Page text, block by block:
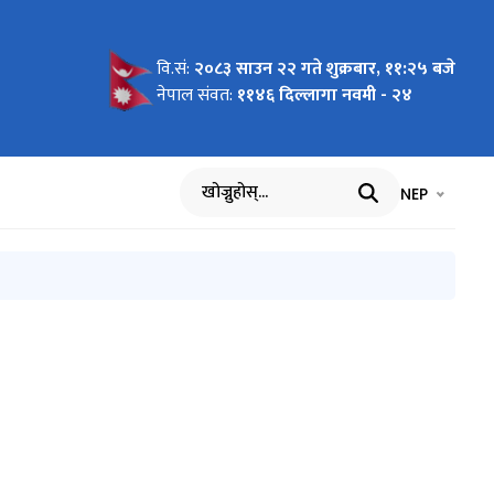
वि.सं: २०८३ साउन २२ गते शुक्रबार, ११:२५ बजे
नेपाल संवत: ११४६ दिल्लागा नवमी - २४
खोज्नुहोस् भाषा चयन
NEP